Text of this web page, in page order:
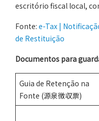
escritório fiscal local,
Fonte: e-Tax |
de Restituição
Documentos para
Guia de Retenção na
Fonte (源泉徴収票)